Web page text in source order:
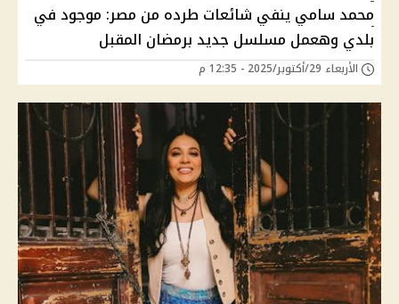
محمد سامي ينفي شائعات طرده من مصر: موجود في
بلدي وهعمل مسلسل جديد برمضان المقبل
الأربعاء 29/أكتوبر/2025 - 12:35 م